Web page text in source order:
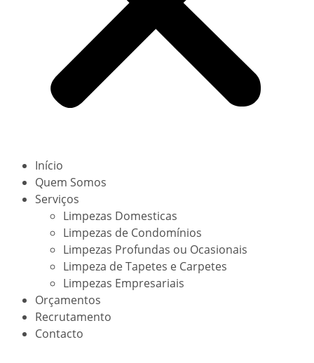
Início
Quem Somos
Serviços
Limpezas Domesticas
Limpezas de Condomínios
Limpezas Profundas ou Ocasionais
Limpeza de Tapetes e Carpetes
Limpezas Empresariais
Orçamentos
Recrutamento
Contacto